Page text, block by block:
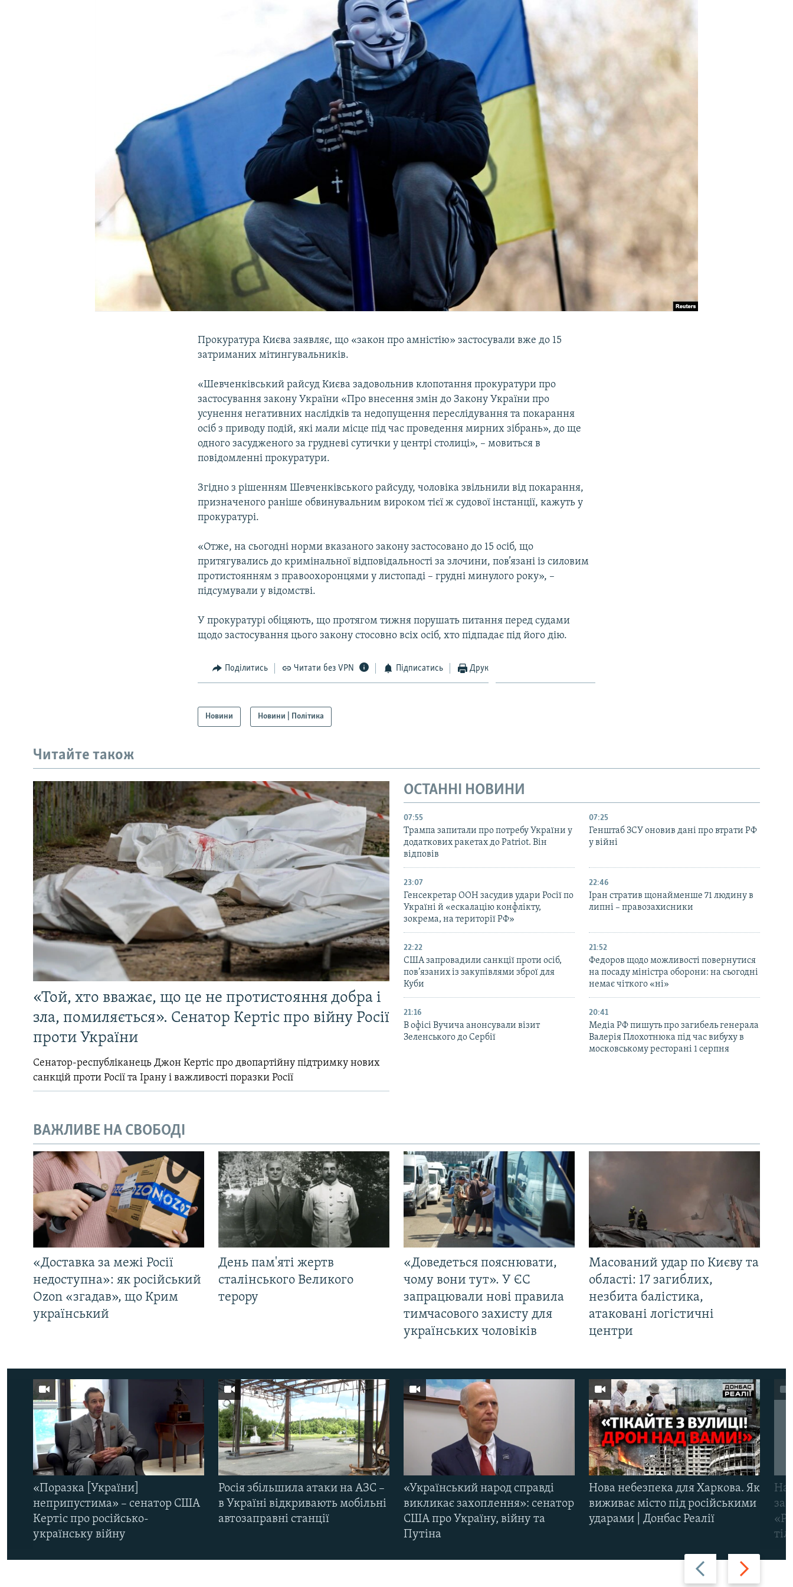
Прокуратура Києва заявляє, що «закон про амністію» застосували вже до 15
затриманих мітингувальників.
«Шевченківський райсуд Києва задовольнив клопотання прокуратури про
застосування закону України «Про внесення змін до Закону України про
усунення негативних наслідків та недопущення переслідування та покарання
осіб з приводу подій, які мали місце під час проведення мирних зібрань», до ще
одного засудженого за грудневі сутички у центрі столиці», – мовиться в
повідомленні прокуратури.
Згідно з рішенням Шевченківського райсуду, чоловіка звільнили від покарання,
призначеного раніше обвинувальним вироком тієї ж судової інстанції, кажуть у
прокуратурі.
«Отже, на сьогодні норми вказаного закону застосовано до 15 осіб, що
притягувались до кримінальної відповідальності за злочини, пов’язані із силовим
протистоянням з правоохоронцями у листопаді – грудні минулого року», –
підсумували у відомстві.
У прокуратурі обіцяють, що протягом тижня порушать питання перед судами
щодо застосування цього закону стосовно всіх осіб, хто підпадає під його дію.
Поділитись Читати без VPN Підписатись Друк
Новини Новини | Політика
Читайте також
«Той, хто вважає, що це не протистояння добра і
зла, помиляється». Сенатор Кертіс про війну Росії
проти України
Сенатор-республіканець Джон Кертіс про двопартійну підтримку нових
санкцій проти Росії та Ірану і важливості поразки Росії
ОСТАННІ НОВИНИ
07:55
Трампа запитали про потребу України у
додаткових ракетах до Patriot. Він
відповів
07:25
Генштаб ЗСУ оновив дані про втрати РФ
у війні
23:07
Генсекретар ООН засудив удари Росії по
Україні й «ескалацію конфлікту,
зокрема, на території РФ»
22:46
Іран стратив щонайменше 71 людину в
липні – правозахисники
22:22
США запровадили санкції проти осіб,
пов’язаних із закупівлями зброї для
Куби
21:52
Федоров щодо можливості повернутися
на посаду міністра оборони: на сьогодні
немає чіткого «ні»
21:16
В офісі Вучича анонсували візит
Зеленського до Сербії
20:41
Медіа РФ пишуть про загибель генерала
Валерія Плохотнюка під час вибуху в
московському ресторані 1 серпня
ВАЖЛИВЕ НА СВОБОДІ
«Доставка за межі Росії
недоступна»: як російський
Ozon «згадав», що Крим
український
День пам'яті жертв
сталінського Великого
терору
«Доведеться пояснювати,
чому вони тут». У ЄС
запрацювали нові правила
тимчасового захисту для
українських чоловіків
Масований удар по Києву та
області: 17 загиблих,
незбита балістика,
атаковані логістичні
центри
Назад Вперед
«Поразка [України]
неприпустима» – сенатор США
Кертіс про російсько-
українську війну
Росія збільшила атаки на АЗС –
в Україні відкривають мобільні
автозаправні станції
«Український народ справді
викликає захоплення»: сенатор
США про Україну, війну та
Путіна
Нова небезпека для Харкова. Як
виживає місто під російськими
ударами | Донбас Реалії